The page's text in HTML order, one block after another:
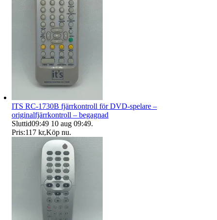
ITS RC-1730B fjärrkontroll för DVD-spelare –
originalfjärrkontroll – begagnad
Sluttid09:49 10 aug 09:49.
Pris:117 kr,Köp nu.